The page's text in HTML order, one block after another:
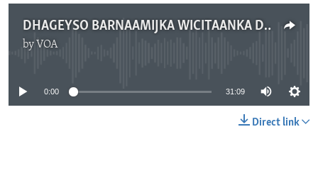
DHAGEYSO BARNAAMIJKA WICITAANKA DHAGEYSTAHA
by VOA
0:00 31:09
Direct link